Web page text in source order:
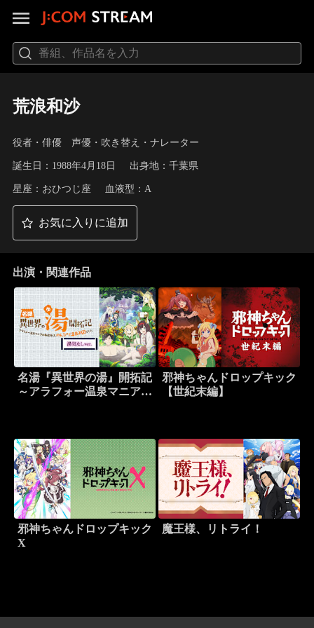
荒浪和沙
役者・俳優 声優・吹き替え・ナレーター
誕生日：1988年4月18日 出身地：千葉県
星座：おひつじ座 血液型：A
お気に入りに追加
出演・関連作品
名湯『異世界の湯』開拓記
～アラフォー温泉マニアの
邪神ちゃんドロップキック
【世紀末編】
邪神ちゃんドロップキック
X
魔王様、リトライ！